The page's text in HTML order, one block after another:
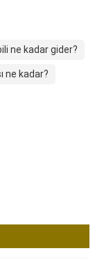
ne kadar gider?
ne kadar?